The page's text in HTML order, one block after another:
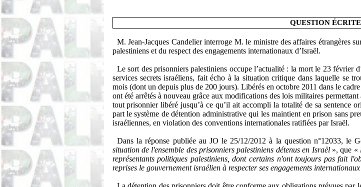
QUESTION ÉCRITE
M. Jean-Jacques Candelierinterroge M. le ministre des affaires étrangères
palestiniens et du respect des engagements internationaux d’Israël.
Le sort des prisonniers palestiniens occupe l’actualité : la mort le 23 février
services secrets israéliens, fait écho à la situation critique dans laquelle se
mois (dont un depuis plus de 200 jours). Libérés en octobre 2011 dans le
ont été arrêtés à nouveau grâce aux modifications des lois militaires
tout prisonnier libéré jusqu’à ce qu’il ait accompli la totalité de sa sentence
part le système de détention administrative qui les maintient en prison sans
israéliennes, en violation des conventions internationales ratifiées par Israël.
Dans la réponse publiée au JO le 25/12/2012 à la question n°12033, le
situation de l'ensemble des prisonniers palestiniens détenus en Israël», que «
représentants politiques palestiniens, dont certains n'ont toujours pas fait
reprises le gouvernement israélien à respecter ses engagements internationaux